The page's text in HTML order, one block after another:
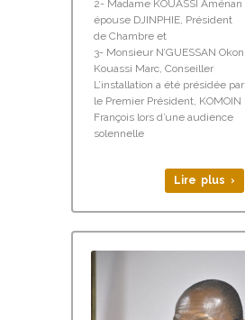
2- Madame KOUASSI Aménan
épouse DJINPHIE, Président
de Chambre et
3- Monsieur N’GUESSAN Okon
Kouassi Marc, Conseiller
L’installation a été présidée par
le Premier Président, KOMOIN
François lors d’une audience
solennelle
Lire plus ›